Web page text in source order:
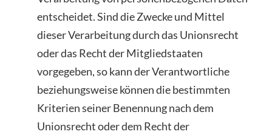
entscheidet. Sind die Zwecke und Mittel
dieser Verarbeitung durch das Unionsrecht
oder das Recht der Mitgliedstaaten
vorgegeben, so kann der Verantwortliche
beziehungsweise können die bestimmten
Kriterien seiner Benennung nach dem
Unionsrecht oder dem Recht der